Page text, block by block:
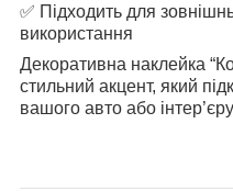
✅ Підходить для
використання
Декоративна наклейка
стильний акцент, який
вашого авто або